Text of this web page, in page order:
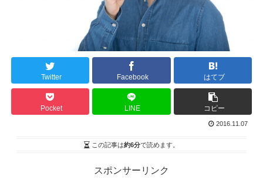
Twitter Facebook はてブ
Pocket LINE コピー
2016.11.07
この記事は約6分で読めます。
スポンサーリンク